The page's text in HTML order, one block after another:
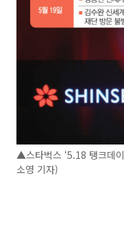
▲스타벅스 ‘5.18 탱크데
소영 기자)